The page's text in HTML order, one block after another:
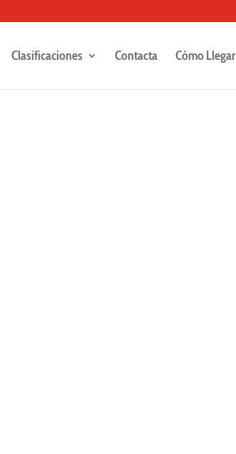
Clasificaciones Contacta Cómo Llegar